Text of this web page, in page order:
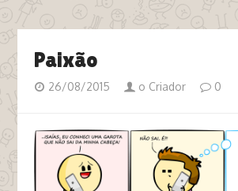
Paixão
26/08/2015 o Criador 0